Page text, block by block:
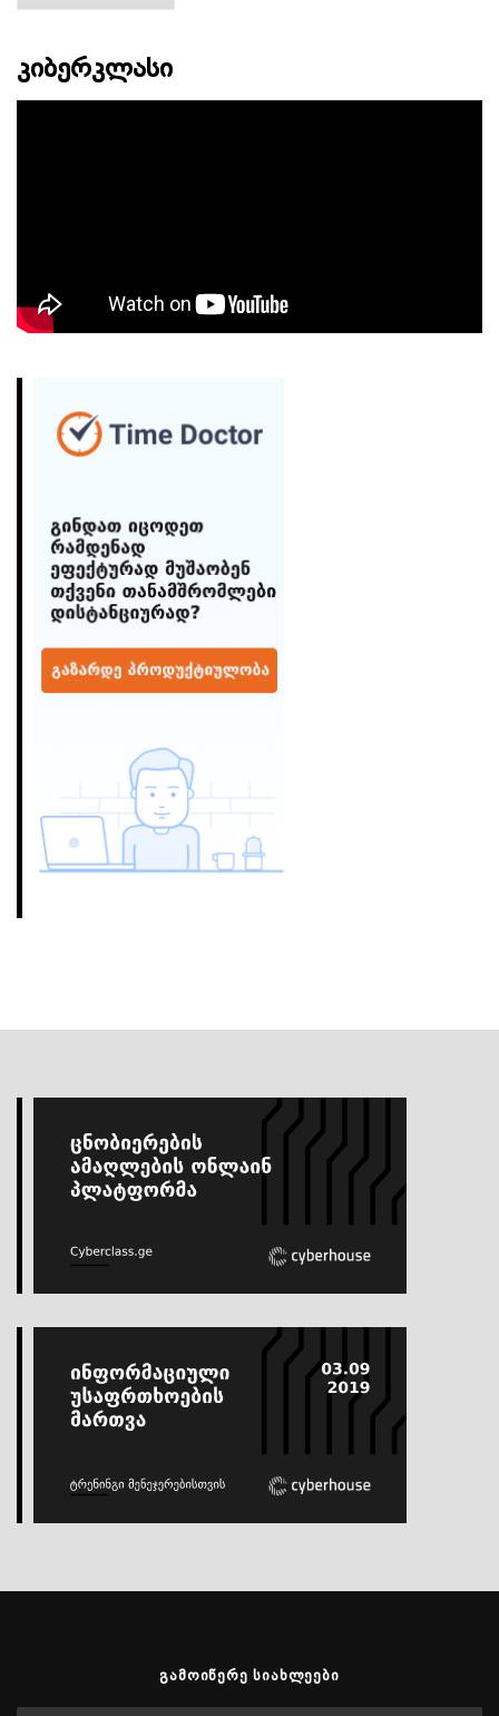
ᲙᲘᲑᲔᲠᲙᲚᲐᲡᲘ
ᲒᲐᲛᲝᲘᲬᲔᲠᲔ ᲡᲘᲐᲮᲚᲔᲔᲑᲘ